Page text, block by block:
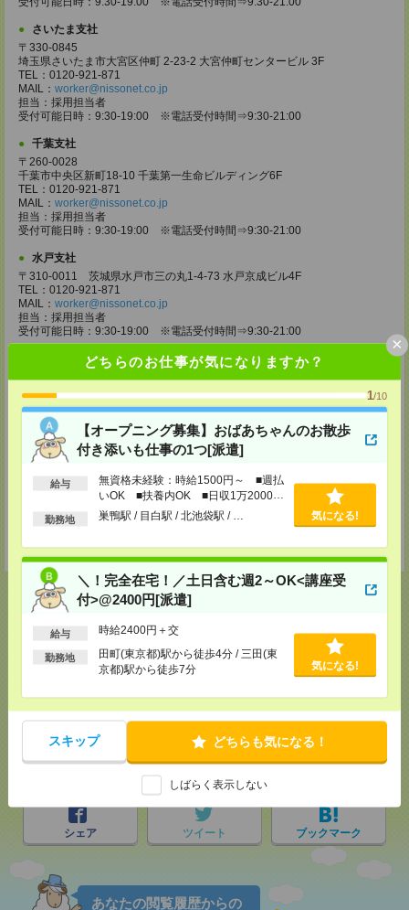
どちらのお仕事が気になりますか？
1/10
【オープニング募集】おばあちゃんのお散歩
付き添いも仕事の1つ[派遣]
給与
無資格未経験：時給1500円～ ■週払
いOK ■扶養内OK ■日収1万2000円
以上
勤務地 巣鴨駅 / 目白駅 / 北池袋駅 / … 気になる!
＼！完全在宅！／土日含む週2～OK<講座受
付>@2400円[派遣]
給与 時給2400円＋交
勤務地
田町(東京都)駅から徒歩4分 / 三田(東
京都)駅から徒歩7分
気になる!
スキップ どちらも気になる！
しばらく表示しない
×
さいたま支社
〒330-0845
埼玉県さいたま市大宮区仲町 2-23-2 大宮仲町センタービル 3F
TEL：0120-921-871
MAIL： worker@nissonet.co.jp
担当：採用担当者
受付可能日時：9:30-19:00 ※電話受付時間⇒9:30-21:00
千葉支社
〒260-0028
千葉市中央区新町18-10 千葉第一生命ビルディング6F
TEL：0120-921-871
MAIL： worker@nissonet.co.jp
担当：採用担当者
受付可能日時：9:30-19:00 ※電話受付時間⇒9:30-21:00
水戸支社
〒310-0011 茨城県水戸市三の丸1-4-73 水戸京成ビル4F
TEL：0120-921-871
MAIL： worker@nissonet.co.jp
担当：採用担当者
受付可能日時：9:30-19:00 ※電話受付時間⇒9:30-21:00
〒320-0811 栃木県宇都宮市大通り1-2-11 フコク生命ビル4F
TEL：0120-921-871
MAIL：worker@nissonet.co.jp
担当：採用担当者
受付可能日時：9:30-19:00 ※電話受付時間⇒9:30-21:00
高崎支社
埼玉県さいたま市大宮区仲町2-23-2 大宮仲町センタービル3F（さいたま
支社内）
MAIL：worker@nissonet.co.jp
受付可能日時：9:30-19:00 ※電話受付時間⇒9:30-21:00
応募ページへ
気になる！
シェア ツイート ブックマーク
あなたの閲覧履歴からの